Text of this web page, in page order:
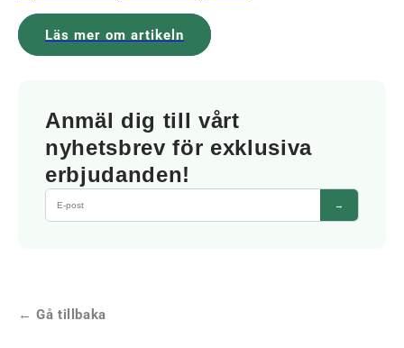
Läs mer om artikeln
Anmäl dig till vårt
nyhetsbrev för exklusiva
erbjudanden!
→
← Gå tillbaka